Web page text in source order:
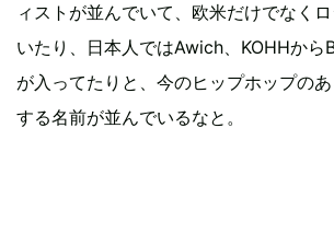
ィストが並んでいて、欧米だけでなく
いたり、日本人ではAwich、KOHHから
が入ってたりと、今のヒップホップの
する名前が並んでいるなと。